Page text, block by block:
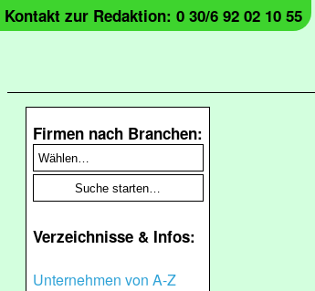
Kontakt zur Redaktion: 0 30/6 92 02 10 55
Firmen nach Branchen:
Verzeichnisse & Infos:
Unternehmen von A-Z